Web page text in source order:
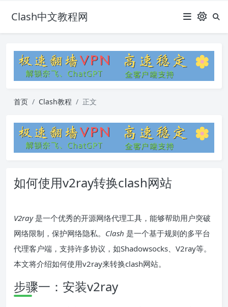
Clash中文教程网
首页 Clash教程 正文
如何使用v2ray转换clash网站
V2ray是一个优秀的开源网络代理工具，能够帮助用户突破
网络限制，保护网络隐私。 Clash 是一个基于规则的多平台
代理客户端，支持许多协议，如Shadowsocks、V2ray等。
本文将介绍如何使用v2ray来转换clash网站。
步骤一：安装v2ray